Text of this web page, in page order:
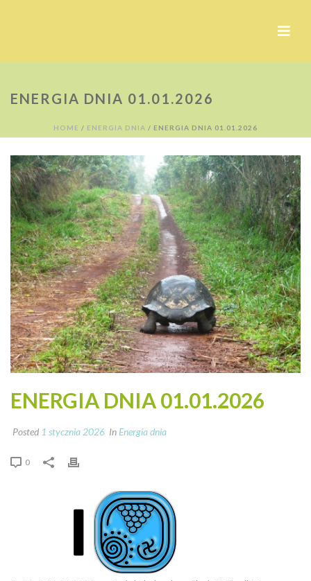
ENERGIA DNIA 01.01.2026
HOME / ENERGIA DNIA / ENERGIA DNIA 01.01.2026
ENERGIA DNIA 01.01.2026
Posted 1 stycznia 2026 In Energia dnia
0